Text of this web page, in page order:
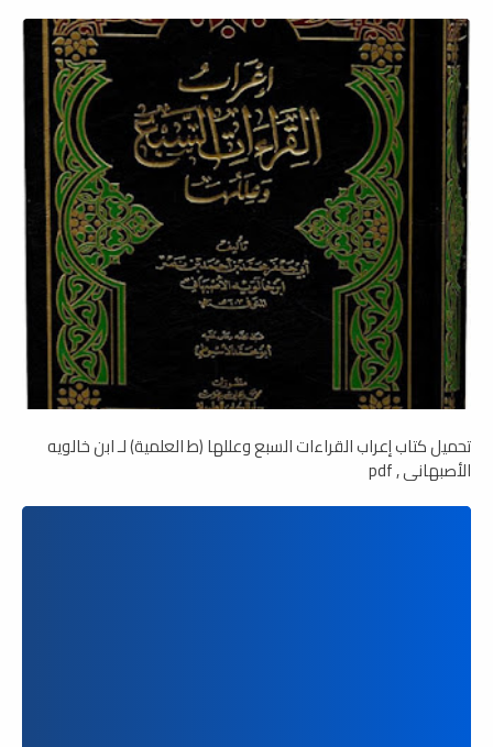
تحميل كتاب إعراب القراءات السبع وعللها (ط العلمية) لـ ابن خالويه
الأصبهاني , pdf